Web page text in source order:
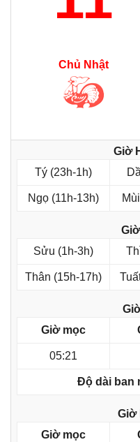
Chủ Nhật
Giờ
Tý (23h-1h)
Ngọ (11h-13h)
Sửu (1h-3h)
Thân (15h-17h)
Giờ mọc
05:21
Độ dài ban
Giờ
Giờ mọc